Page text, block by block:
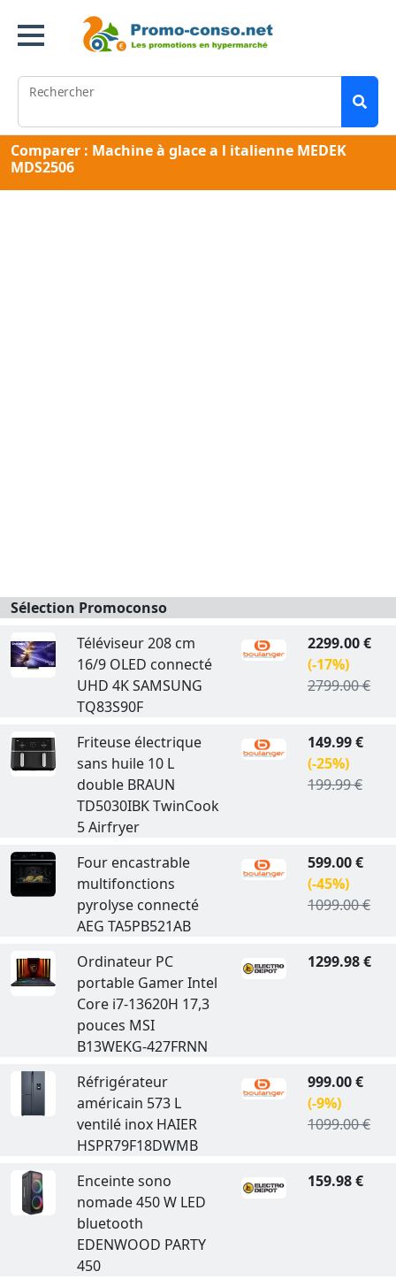
Rechercher
Comparer : Machine à glace a l italienne MEDEK
MDS2506
Sélection Promoconso
Téléviseur 208 cm
16/9 OLED connecté
UHD 4K SAMSUNG
TQ83S90F
2299.00 €
(-17%)
2799.00 €
Friteuse électrique
sans huile 10 L
double BRAUN
TD5030IBK TwinCook
5 Airfryer
149.99 €
(-25%)
199.99 €
Four encastrable
multifonctions
pyrolyse connecté
AEG TA5PB521AB
599.00 €
(-45%)
1099.00 €
Ordinateur PC
portable Gamer Intel
Core i7-13620H 17,3
pouces MSI
B13WEKG-427FRNN
1299.98 €
Réfrigérateur
américain 573 L
ventilé inox HAIER
HSPR79F18DWMB
999.00 €
(-9%)
1099.00 €
Enceinte sono
nomade 450 W LED
bluetooth
EDENWOOD PARTY
450
159.98 €